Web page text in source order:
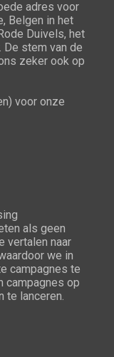
adres voor
Belgen in het
Duivels, het
De stem van de
zeker ook op
voor onze
als geen
vertalen naar
we in
campagnes te
campagnes op
te lanceren.